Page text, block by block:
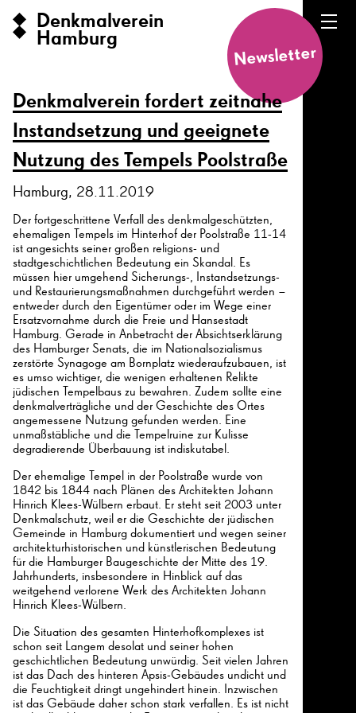
Denkmalverein
Hamburg
Newsletter
Denkmalverein fordert zeitnahe
Instandsetzung und geeignete
Nutzung des Tempels Poolstraße
Hamburg, 28.11.2019
Der fortgeschrittene Verfall des denkmalgeschützten,
ehemaligen Tempels im Hinterhof der Poolstraße 11-14
ist angesichts seiner großen religions- und
stadtgeschichtlichen Bedeutung ein Skandal. Es
müssen hier umgehend Sicherungs-, Instandsetzungs-
und Restaurierungsmaßnahmen durchgeführt werden –
entweder durch den Eigentümer oder im Wege einer
Ersatzvornahme durch die Freie und Hansestadt
Hamburg. Gerade in Anbetracht der Absichtserklärung
des Hamburger Senats, die im Nationalsozialismus
zerstörte Synagoge am Bornplatz wiederaufzubauen, ist
es umso wichtiger, die wenigen erhaltenen Relikte
jüdischen Tempelbaus zu bewahren. Zudem sollte eine
denkmalverträgliche und der Geschichte des Ortes
angemessene Nutzung gefunden werden. Eine
unmaßstäbliche und die Tempelruine zur Kulisse
degradierende Überbauung ist indiskutabel.
Der ehemalige Tempel in der Poolstraße wurde von
1842 bis 1844 nach Plänen des Architekten Johann
Hinrich Klees-Wülbern erbaut. Er steht seit 2003 unter
Denkmalschutz, weil er die Geschichte der jüdischen
Gemeinde in Hamburg dokumentiert und wegen seiner
architekturhistorischen und künstlerischen Bedeutung
für die Hamburger Baugeschichte der Mitte des 19.
Jahrhunderts, insbesondere in Hinblick auf das
weitgehend verlorene Werk des Architekten Johann
Hinrich Klees-Wülbern.
Die Situation des gesamten Hinterhofkomplexes ist
schon seit Langem desolat und seiner hohen
geschichtlichen Bedeutung unwürdig. Seit vielen Jahren
ist das Dach des hinteren Apsis-Gebäudes undicht und
die Feuchtigkeit dringt ungehindert hinein. Inzwischen
ist das Gebäude daher schon stark verfallen. Es ist nicht